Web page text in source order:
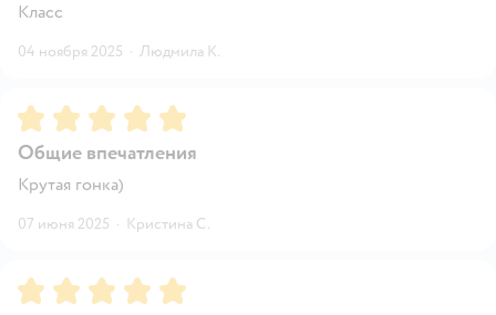
Класс
04 ноября 2025 · Людмила К.
Рейтинг:5
Общие впечатления
Крутая гонка)
07 июня 2025 · Кристина С.
Рейтинг:5